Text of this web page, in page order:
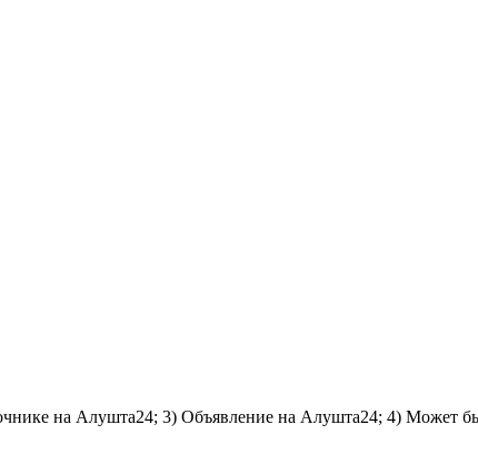
на Алушта24; 3) Объявление на Алушта24; 4) Может